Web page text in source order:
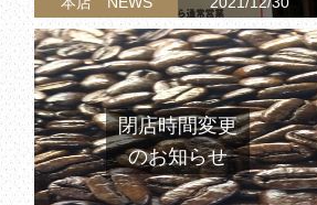
閉店時間変更
のお知らせ